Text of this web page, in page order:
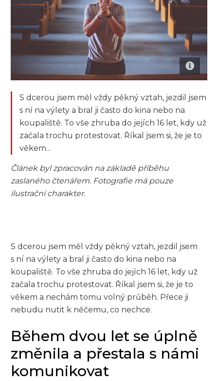
S dcerou jsem měl vždy pěkný vztah, jezdil jsem
s ní na výlety a bral ji často do kina nebo na
koupaliště. To vše zhruba do jejích 16 let, kdy už
začala trochu protestovat. Říkal jsem si, že je to
věkem...
Článek byl zpracován na základě příběhu
zaslaného čtenářem. Fotografie má pouze
ilustrační charakter.
S dcerou jsem měl vždy pěkný vztah, jezdil jsem
s ní na výlety a bral ji často do kina nebo na
koupaliště. To vše zhruba do jejích 16 let, kdy už
začala trochu protestovat. Říkal jsem si, že je to
věkem a nechám tomu volný průběh. Přece ji
nebudu nutit k něčemu, co nechce.
Během dvou let se úplně
změnila a přestala s námi
komunikovat